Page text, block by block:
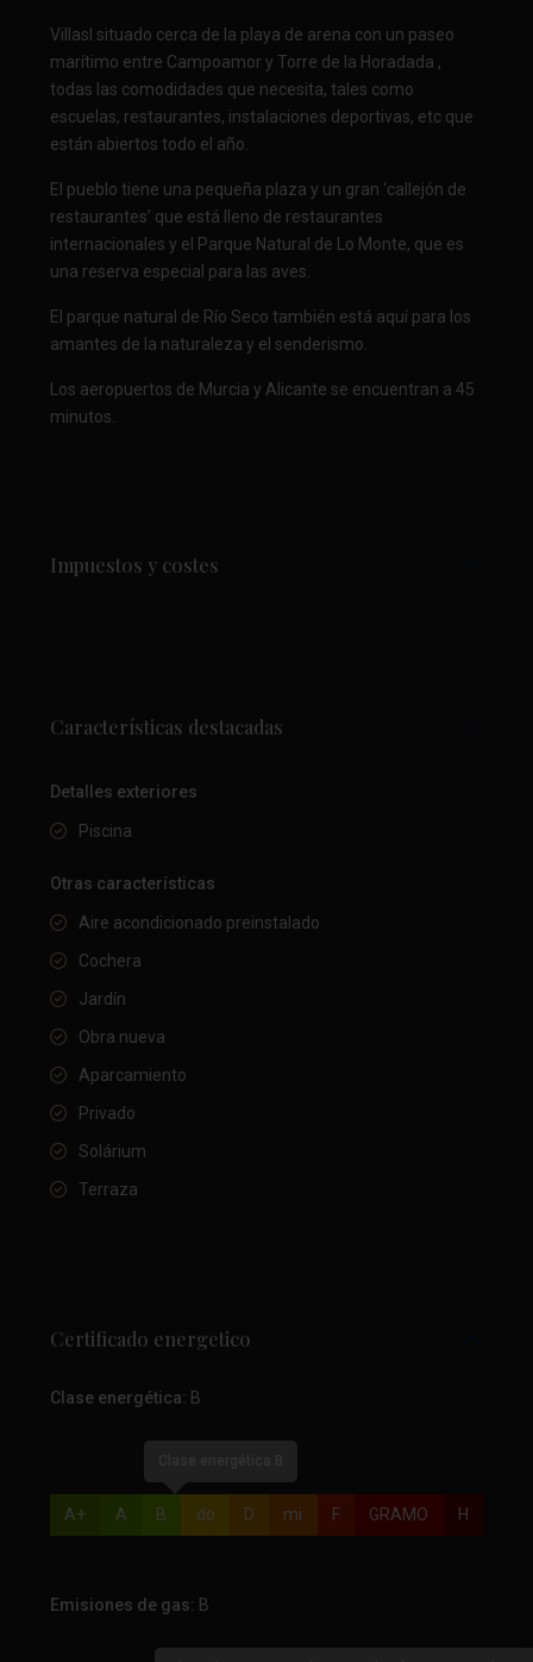
Villasl situado cerca de la playa de arena con un paseo
marítimo entre Campoamor y Torre de la Horadada ,
todas las comodidades que necesita, tales como
escuelas, restaurantes, instalaciones deportivas, etc que
están abiertos todo el año.
El pueblo tiene una pequeña plaza y un gran ‘callejón de
restaurantes’ que está lleno de restaurantes
internacionales y el Parque Natural de Lo Monte, que es
una reserva especial para las aves.
El parque natural de Río Seco también está aquí para los
amantes de la naturaleza y el senderismo.
Los aeropuertos de Murcia y Alicante se encuentran a 45
minutos.
Impuestos y costes
Características destacadas
Detalles exteriores
Piscina
Otras características
Aire acondicionado preinstalado
Cochera
Jardín
Obra nueva
Aparcamiento
Privado
Solárium
Terraza
Certificado energetico
Clase energética: B
A+ A B do D mi F GRAMO H
Emisiones de gas: B